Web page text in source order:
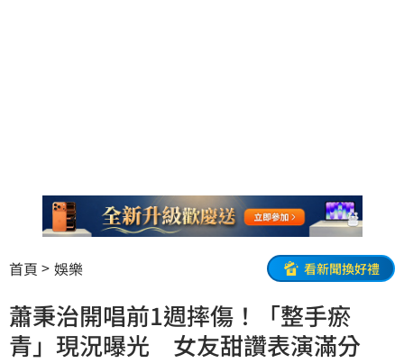
首頁 娛樂 看新聞換好禮
蕭秉治開唱前1週摔傷！「整手瘀
青」現況曝光 女友甜讚表演滿分